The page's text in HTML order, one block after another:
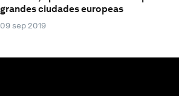
grandes ciudades europeas
09 sep 2019